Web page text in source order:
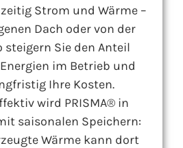
Strom und Wärme –
Dach oder von der
steigern Sie den Anteil
im Betrieb und
Ihre Kosten.
wird PRISMA® in
saisonalen Speichern:
Wärme kann dort